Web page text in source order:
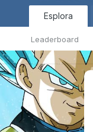
Esplora
Leaderboard